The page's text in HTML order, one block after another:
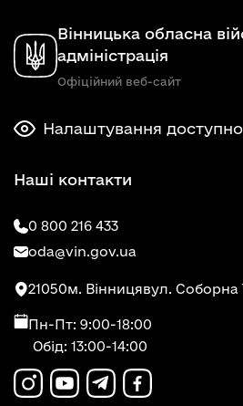
Вінницька обласна
адміністрація
Офіційний веб-сайт
Налаштування
Наші контакти
0 800 216 433
oda@vin.gov.ua
21050м. Вінницявул. Соборна
Пн-Пт: 9:00-18:00
Обід: 13:00-14:00